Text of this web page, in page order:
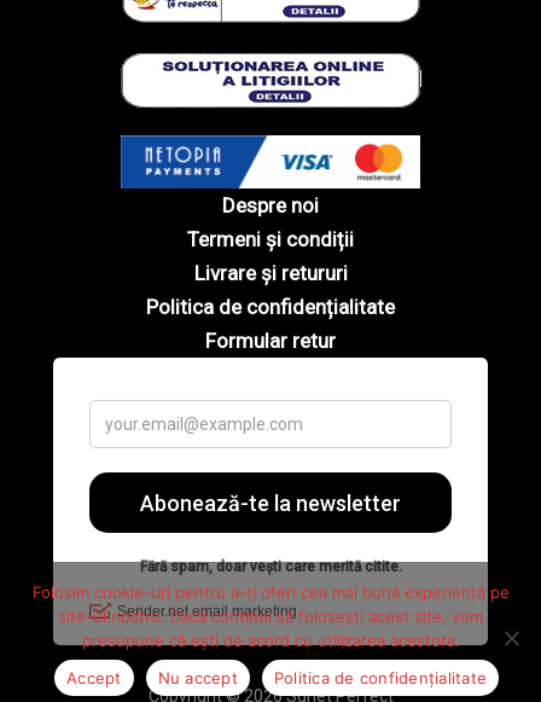
Despre noi
Termeni și condiții
Livrare și retururi
Politica de confidențialitate
Formular retur
Copyright © 2026 Sunet Perfect
Folosim cookie-uri pentru a-ți oferi cea mai bună experiență pe
site-ul nostru. Dacă continui să folosești acest site, vom
presupune că ești de acord cu utilizarea acestora.
Accept
Nu accept Politica de confidențialitate